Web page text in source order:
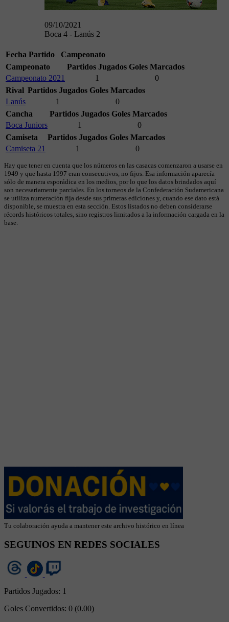
09/10/2021
Boca 4 - Lanús 2
Fecha Partido
Campeonato
Campeonato
Partidos Jugados Goles Marcados
Campeonato 2021
1
0
Rival Partidos Jugados Goles Marcados
Lanús
1
0
Cancha
Partidos Jugados Goles Marcados
Boca Juniors
1
0
Camiseta
Partidos Jugados Goles Marcados
Camiseta 21
1 0
Hay que tener en cuenta que los números en las casacas comenzaron a usarse en
1949 y que hasta 1997 eran consecutivos, no fijos. Esa información aparecía
sólo de manera esporádica en los medios, por lo que los datos brindados aquí
son necesariamente parciales. En los torneos de la Confederación Sudamericana
se utiliza numeración fija desde sus primeras ediciones y, cuando ese dato está
disponible, se muestra en esta sección. Estos listados no deben considerarse
récords históricos totales, sino registros limitados a la información cargada en la
base.
Tu colaboración ayuda a mantener este archivo histórico en línea
SEGUINOS EN REDES SOCIALES
Partidos Jugados: 1
Goles Convertidos: 0 (0.00)